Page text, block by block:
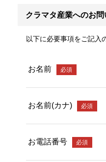
クラマタ産業へのお
以下に必要事項をご記入
お名前 必須
お名前(カナ) 必須
お電話番号 必須